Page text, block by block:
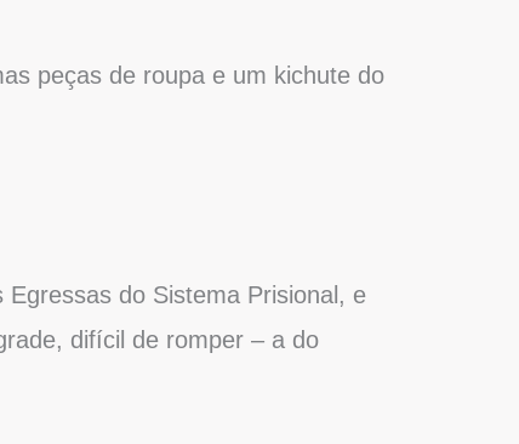
peças de roupa e um kichute do
do Sistema Prisional, e
difícil de romper – a do